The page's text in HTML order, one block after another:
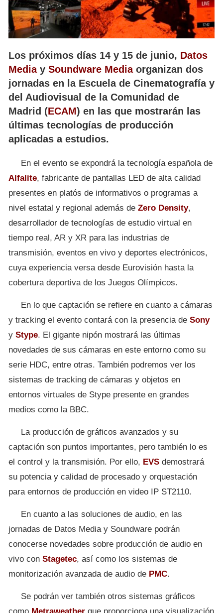
Los próximos días 14 y 15 de junio, Datos
Mediay Soundware Mediaorganizan dos
jornadas en la Escuela de Cinematografía y
del Audiovisual de la Comunidad de
Madrid (ECAM) en las que mostrarán las
últimas tecnologías de producción
aplicadas a estudios.
En el evento se expondrá la tecnología española de
Alfalite, fabricante de pantallas LED de alta calidad
presentes en platós de informativos o programas a
nivel estatal y regional además de Zero Density,
desarrollador de tecnologías de estudio virtual en
tiempo real, AR y XR para las industrias de
transmisión, eventos en vivo y deportes electrónicos,
cuya experiencia versa desde Eurovisión hasta la
cobertura deportiva de los Juegos Olímpicos.
En lo que captación se refiere en cuanto a cámaras
y tracking el evento contará con la presencia de Sony
y Stype. El gigante nipón mostrará las últimas
novedades de sus cámaras en este entorno como su
serie HDC, entre otras. También podremos ver los
sistemas de tracking de cámaras y objetos en
entornos virtuales de Stype presente en grandes
medios como la BBC.
La producción de gráficos avanzados y su
captación son puntos importantes, pero también lo es
el control y la transmisión. Por ello, EVS demostrará
su potencia y calidad de procesado y orquestación
para entornos de producción en video IP ST2110.
En cuanto a las soluciones de audio, en las
jornadas de Datos Media y Soundware podrán
conocerse novedades sobre producción de audio en
vivo con Stagetec, así como los sistemas de
monitorización avanzada de audio de PMC.
Se podrán ver también otros sistemas gráficos
como Metraweather que proporciona una visualización